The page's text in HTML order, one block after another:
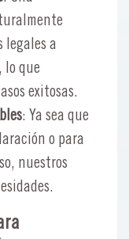
legales a
lo que
exitosas.
: Ya sea que
o para
nuestros